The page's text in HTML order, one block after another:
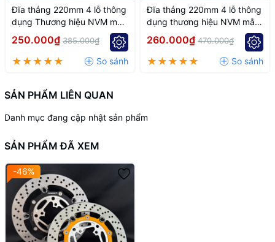
Đĩa thắng 220mm 4 lỗ thông
dụng Thương hiệu NVM mẫu
k7
250.000₫ 385.000₫
Đĩa thắng 220mm 4 lỗ thông
dụng thương hiệu NVM mẫu
k6
260.000₫ 470.000₫
SẢN PHẨM LIÊN QUAN
Danh mục đang cập nhật sản phẩm
SẢN PHẨM ĐÃ XEM
-46%